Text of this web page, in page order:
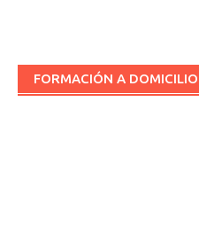
FORMACIÓN A DOMICILIO